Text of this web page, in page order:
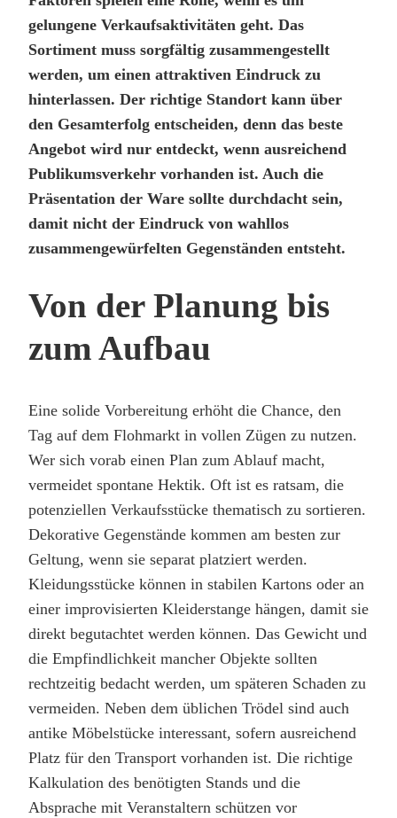
gelungene Verkaufsaktivitäten geht. Das
Sortiment muss sorgfältig zusammengestellt
werden, um einen attraktiven Eindruck zu
hinterlassen. Der richtige Standort kann über
den Gesamterfolg entscheiden, denn das beste
Angebot wird nur entdeckt, wenn ausreichend
Publikumsverkehr vorhanden ist. Auch die
Präsentation der Ware sollte durchdacht sein,
damit nicht der Eindruck von wahllos
zusammengewürfelten Gegenständen entsteht.
Von der Planung bis
zum Aufbau
Eine solide Vorbereitung erhöht die Chance, den
Tag auf dem Flohmarkt in vollen Zügen zu nutzen.
Wer sich vorab einen Plan zum Ablauf macht,
vermeidet spontane Hektik. Oft ist es ratsam, die
potenziellen Verkaufsstücke thematisch zu sortieren.
Dekorative Gegenstände kommen am besten zur
Geltung, wenn sie separat platziert werden.
Kleidungsstücke können in stabilen Kartons oder an
einer improvisierten Kleiderstange hängen, damit sie
direkt begutachtet werden können. Das Gewicht und
die Empfindlichkeit mancher Objekte sollten
rechtzeitig bedacht werden, um späteren Schaden zu
vermeiden. Neben dem üblichen Trödel sind auch
antike Möbelstücke interessant, sofern ausreichend
Platz für den Transport vorhanden ist. Die richtige
Kalkulation des benötigten Stands und die
Absprache mit Veranstaltern schützen vor